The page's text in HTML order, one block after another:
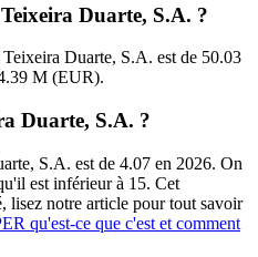
Duarte, S.A. ?
Duarte, S.A. est de 50.03
M (EUR).
Duarte, S.A. ?
S.A. est de 4.07 en 2026. On
est inférieur à 15. Cet
lisez notre article pour tout savoir
qu'est-ce que c'est et comment